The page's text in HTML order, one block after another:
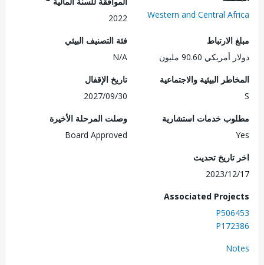
Western and Central
2022
90.60 مليون
فئة التصنيف البيئي
البيئية والاجتماعية
تاريخ الإقفال
2027/09/30
خدمات استشارية
وصلت المرحلة الأخيرة
Board Approved
تحديث
2023/
Associated